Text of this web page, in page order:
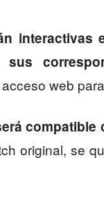
interactivas
web
compatible
original, se